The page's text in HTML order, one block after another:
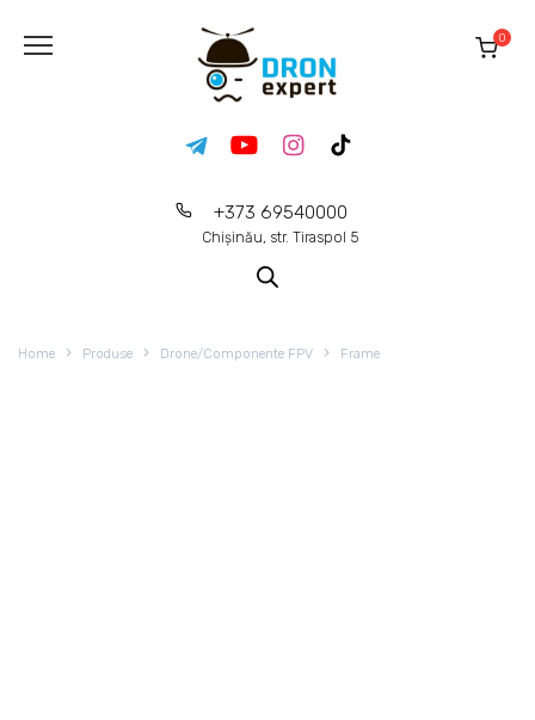
+373 69540000
Chișinău, str. Tiraspol 5
0
Home Produse Drone/Componente FPV Frame